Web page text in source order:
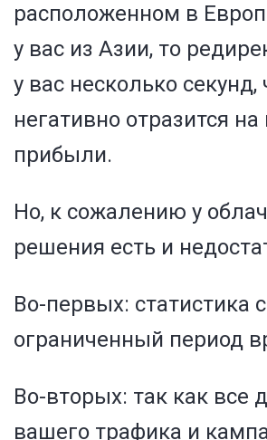
расположенном в
у вас из Азии, то
у вас несколько секунд,
негативно отразится
прибыли.
Но, к сожалению у
решения есть и
Во-первых: статистика
ограниченный период
Во-вторых: так как все
вашего трафика и